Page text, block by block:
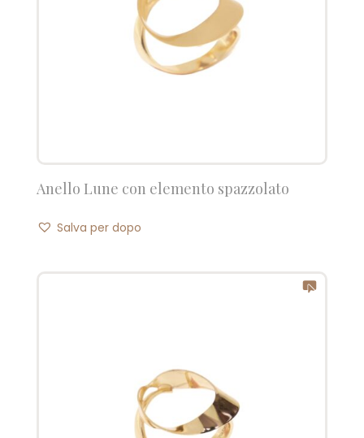
Anello Lune con elemento spazzolato
Salva per dopo